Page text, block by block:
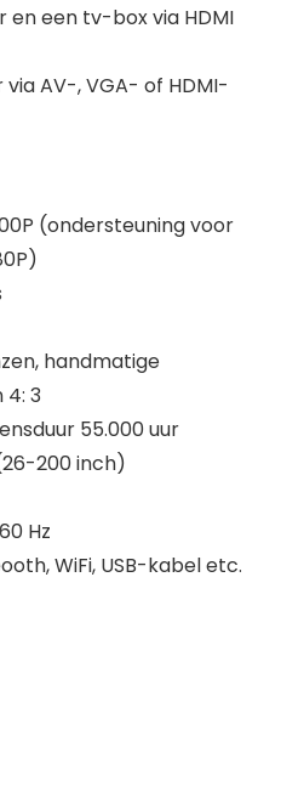
een tv-box via HDMI
AV-, VGA- of HDMI-
(ondersteuning voor
handmatige
4: 3
55.000 uur
200 inch)
Hz
WiFi, USB-kabel etc.